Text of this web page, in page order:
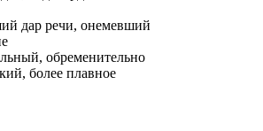
дар речи, онемевший
обременительно
более плавное